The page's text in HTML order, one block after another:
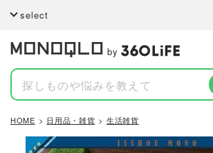
select
by
HOME 日用品・雑貨 生活雑貨